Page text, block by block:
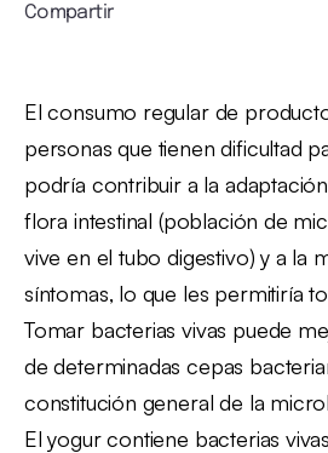
Compartir
El consumo regular de
personas que tienen dificultad
podría contribuir a la
flora intestinal (población de
vive en el tubo digestivo) y a la
síntomas, lo que les permitiría
Tomar bacterias vivas puede
de determinadas cepas
constitución general de la
El yogur contiene bacterias